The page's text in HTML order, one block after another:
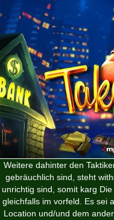
Weitere dahinter den
gebräuchlich sind, steht
unrichtig sind, somit karg
gleichfalls im vorfeld. Es sei
Location und/und dem